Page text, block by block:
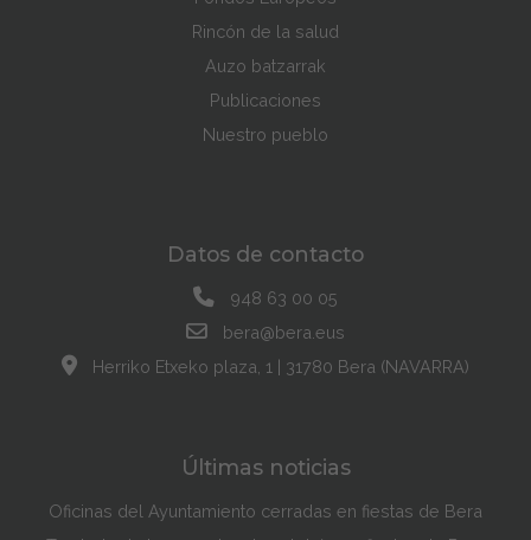
Rincón de la salud
Auzo batzarrak
Publicaciones
Nuestro pueblo
Datos de contacto
948 63 00 05
bera@bera.eus
Herriko Etxeko plaza, 1 | 31780 Bera (NAVARRA)
Últimas noticias
Oficinas del Ayuntamiento cerradas en fiestas de Bera